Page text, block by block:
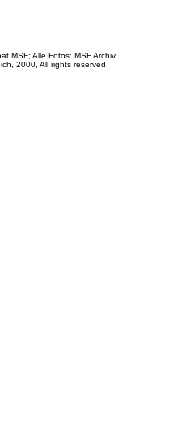
MSF; Alle Fotos: MSF Archiv
2000, All rights reserved.